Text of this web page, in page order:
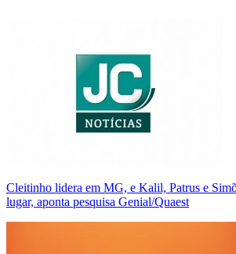
Cleitinho lidera em MG, e Kalil, Patrus e
lugar, aponta pesquisa Genial/Quaest